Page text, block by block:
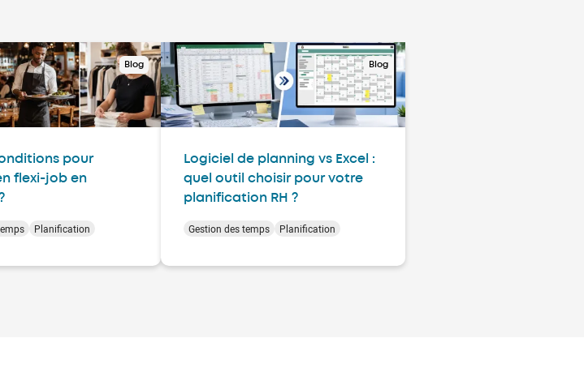
Blog
pour
flexi-job en
Planification
Blog
Logiciel de planning vs Excel :
quel outil choisir pour votre
planification RH ?
Gestion des temps Planification